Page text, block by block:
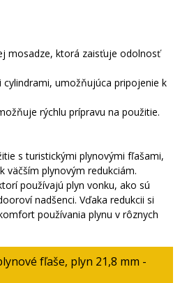
mosadze, ktorá zaisťuje odolnosť
umožňujúca pripojenie k
rýchlu prípravu na použitie.
s turistickými plynovými fľašami,
väčším plynovým redukciám.
používajú plyn vonku, ako sú
nadšenci. Vďaka redukcii si
používania plynu v rôznych
fľaše, plyn 21,8 mm -